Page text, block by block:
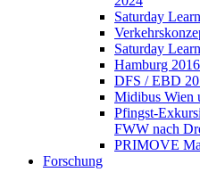
Saturday
Saturday
Hamburg 2016
DFS / EBD
Midibus Wien
Pfingst-
FWW nach
PRIMOVE
Forschung